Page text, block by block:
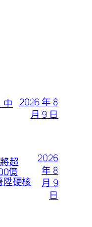
中
2026 年 8
月 9 日
超
億
陞硬核
2026
年 8
月 9
日